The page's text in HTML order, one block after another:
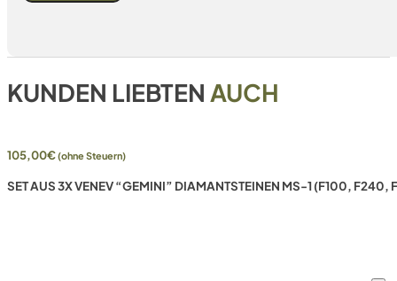
KUNDEN LIEBTEN AUCH
105,00€(ohne Steuern)
SET AUS 3X VENEV “GEMINI” DIAMANTSTEINEN MS-1 (F100,